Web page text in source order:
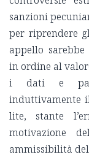
sanzioni
per riprendere
appello
in ordine al
i dati e
induttivamente
lite, stante
motivazione
ammissibilità